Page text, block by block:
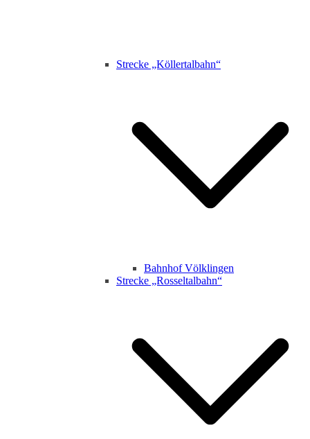
Strecke „Köllertalbahn“
Bahnhof Völklingen
Strecke „Rosseltalbahn“